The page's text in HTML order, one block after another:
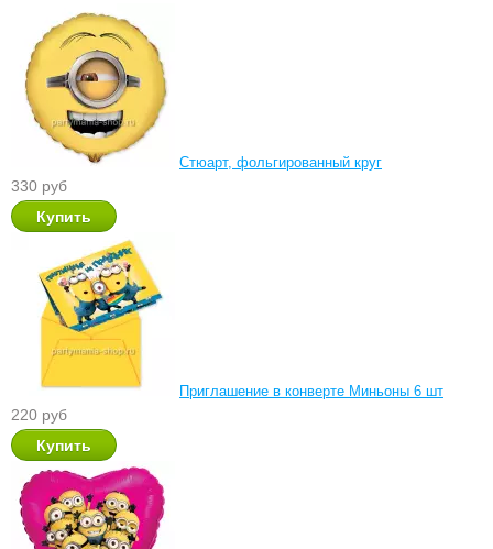
Стюарт, фольгированный круг
330 руб
Приглашение в конверте Миньоны 6 шт
220 руб